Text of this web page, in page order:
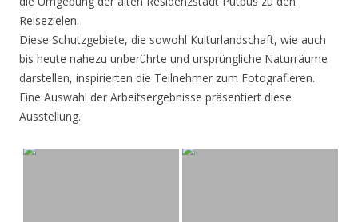
Reisezielen.
Diese Schutzgebiete, die sowohl Kulturlandschaft, wie auch
bis heute nahezu unberührte und ursprüngliche Naturräume
darstellen, inspirierten die Teilnehmer zum Fotografieren.
Eine Auswahl der Arbeitsergebnisse präsentiert diese
Ausstellung.